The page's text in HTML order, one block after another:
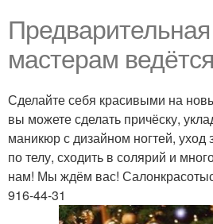
Предварительная
мастерам
Сделайте себя красивыми на
вы можете сделать причёску,
маникюр с дизайном ногтей,
по телу, сходить в солярий и
нам! Мы ждём вас!
916-44-31